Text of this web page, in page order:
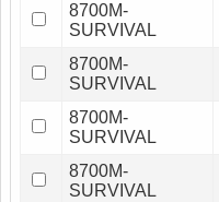
8700M-
SURVIVAL
8700M-
SURVIVAL
8700M-
SURVIVAL
8700M-
SURVIVAL